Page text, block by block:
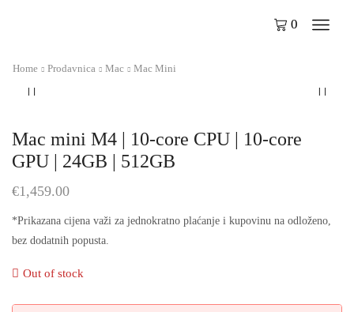
0
Home Prodavnica Mac Mac Mini
Mac mini M4 | 10-core CPU | 10-core
GPU | 24GB | 512GB
€1,459.00
*Prikazana cijena važi za jednokratno plaćanje i kupovinu na odloženo,
bez dodatnih popusta.
Out of stock